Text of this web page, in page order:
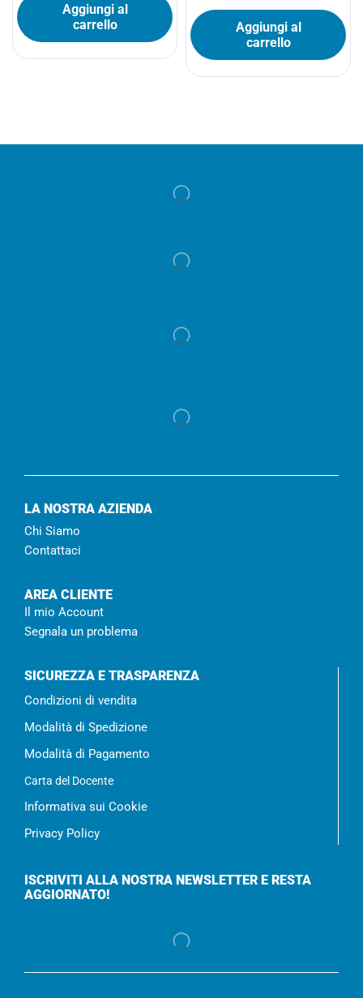
Aggiungi al
carrello
Aggiungi al
carrello
LA NOSTRA AZIENDA
Chi Siamo
Contattaci
AREA CLIENTE
Il mio Account
Segnala un problema
SICUREZZA E TRASPARENZA
Condizioni di vendita
Modalità di Spedizione
Modalità di Pagamento
Carta del Docente
Informativa sui Cookie
Privacy Policy
ISCRIVITI ALLA NOSTRA NEWSLETTER E RESTA
AGGIORNATO!